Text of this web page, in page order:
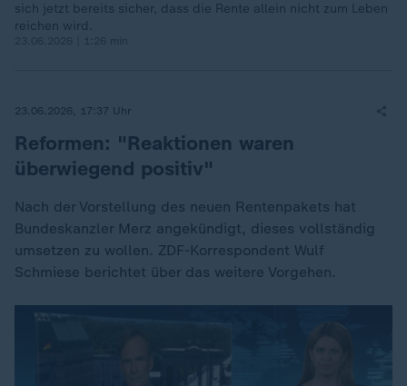
sich jetzt bereits sicher, dass die Rente allein nicht zum Leben
reichen wird.
23.06.2026, 17:37 Uhr
Reformen: "Reaktionen waren
überwiegend positiv"
Nach der Vorstellung des neuen Rentenpakets hat
Bundeskanzler Merz angekündigt, dieses vollständig
umsetzen zu wollen. ZDF-Korrespondent Wulf
Schmiese berichtet über das weitere Vorgehen.